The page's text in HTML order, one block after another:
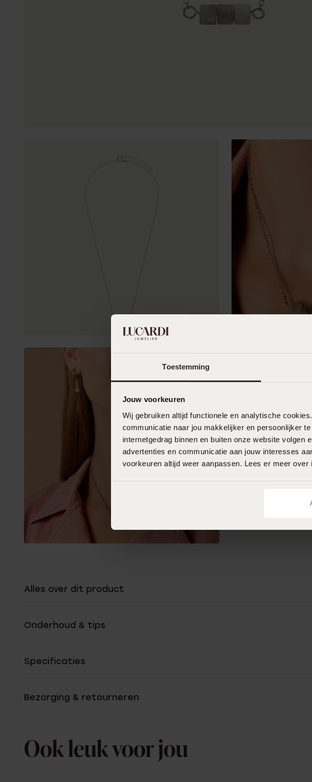
Toestemming
Jouw voorkeuren
Wij gebruiken altijd functionele en analytische
communicatie naar jou makkelijker en persoonlijker
internetgedrag binnen en buiten onze website
advertenties en communicatie aan jouw interesses
voorkeuren altijd weer aanpassen. Lees er meer over
Alles over dit product
Onderhoud & tips
Specificaties
Bezorging & retourneren
Ook leuk voor jou